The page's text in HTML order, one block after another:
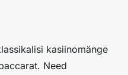
kasiinomänge
Need